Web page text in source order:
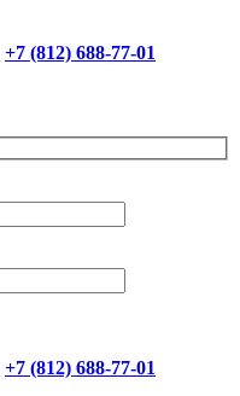
+7 (812) 688-77-01
+7 (812) 688-77-01